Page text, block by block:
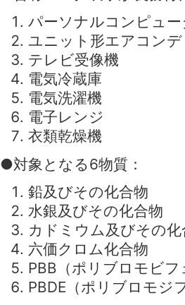
パーソナルコンピュー
ユニット形エアコン
テレビ受像機
電気冷蔵庫
電気洗濯機
電子レンジ
衣類乾燥機
●対象となる6物質：
鉛及びその化合物
水銀及びその化合物
カドミウム及びその化
六価クロム化合物
PBB（ポリブロモビフ
PBDE（ポリブロモジ